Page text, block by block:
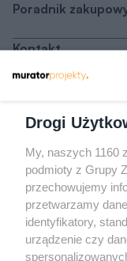
Poradnik
Kontakt
Odwiedź
Gdybym
przed budową
Drogi
My, naszych 1160
podmioty z Grupy
przechowujemy
przetwarzamy
identyfikatory,
urządzenie czy